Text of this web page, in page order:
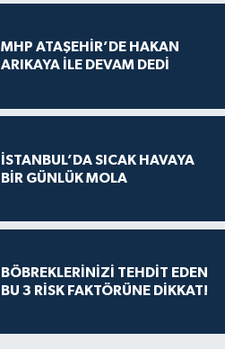
MHP ATAŞEHİR’DE HAKAN
ARIKAYA İLE DEVAM DEDİ
İSTANBUL’DA SICAK HAVAYA
BİR GÜNLÜK MOLA
BÖBREKLERİNİZİ TEHDİT EDEN
BU 3 RİSK FAKTÖRÜNE DİKKAT!